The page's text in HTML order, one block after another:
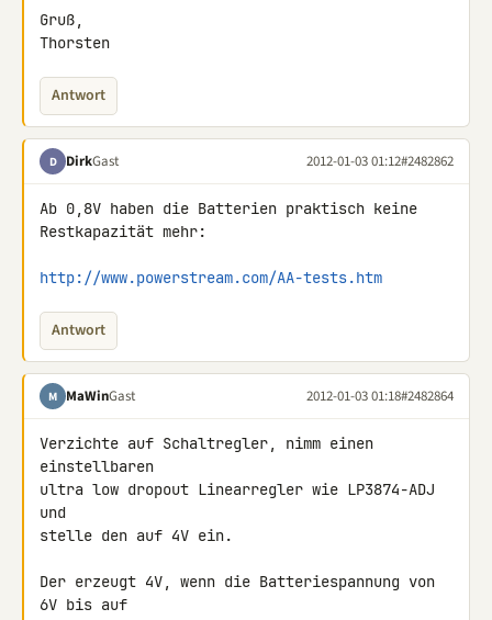
Gruß,
Thorsten
Antwort
D DirkGast 2012-01-03 01:12#2482862
Ab 0,8V haben die Batterien praktisch keine
Restkapazität mehr:
http://www.powerstream.com/AA-tests.htm
Antwort
M MaWinGast 2012-01-03 01:18#2482864
Verzichte auf Schaltregler, nimm einen
einstellbaren
ultra low dropout Linearregler wie LP3874-ADJ
und
stelle den auf 4V ein.
Der erzeugt 4V, wenn die Batteriespannung von
6V bis auf